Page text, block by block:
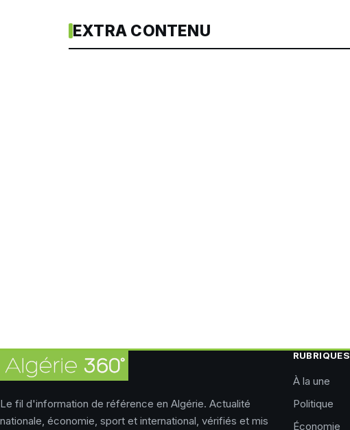
EXTRA CONTENU
Le fil d'information de référence en Algérie. Actualité
nationale, économie, sport et international, vérifiés et mis
RUBRIQUES
À la une
Politique
Économie